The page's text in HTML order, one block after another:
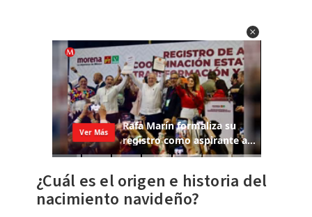
¿Cuál es el origen e historia del
nacimiento navideño?